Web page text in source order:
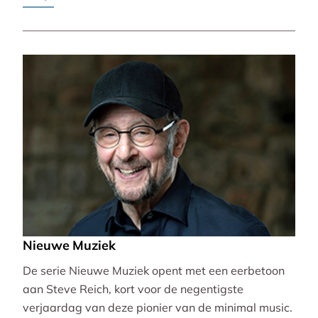
Nieuwe Muziek
De serie Nieuwe Muziek opent met een eerbetoon
aan Steve Reich, kort voor de negentigste
verjaardag van deze pionier van de minimal music.